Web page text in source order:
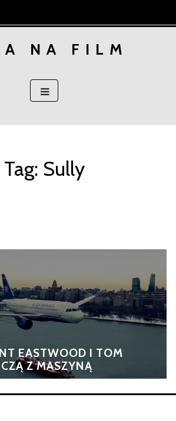
NA FILM
Tag: Sully
EASTWOOD I TOM
Z MASZYNĄ